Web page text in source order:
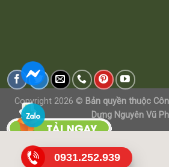
Copyright 2026 © Bản quyền thuộc
Dựng Nguyên Vũ
0931.252.939